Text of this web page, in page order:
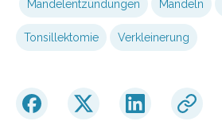
Mandelentzündungen Mandeln
Tonsillektomie Verkleinerung